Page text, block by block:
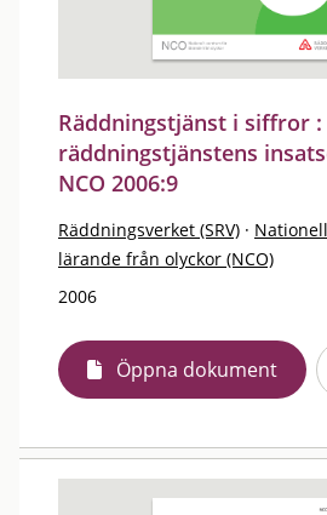
Räddningstjänst i siffror :
räddningstjänstens
NCO 2006:9
Räddningsverket (SRV) ·
lärande från olyckor (NCO)
2006
Öppna dokument